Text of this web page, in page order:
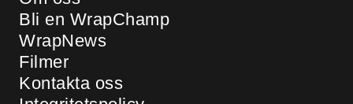
Bli en WrapChamp
WrapNews
Filmer
Kontakta oss